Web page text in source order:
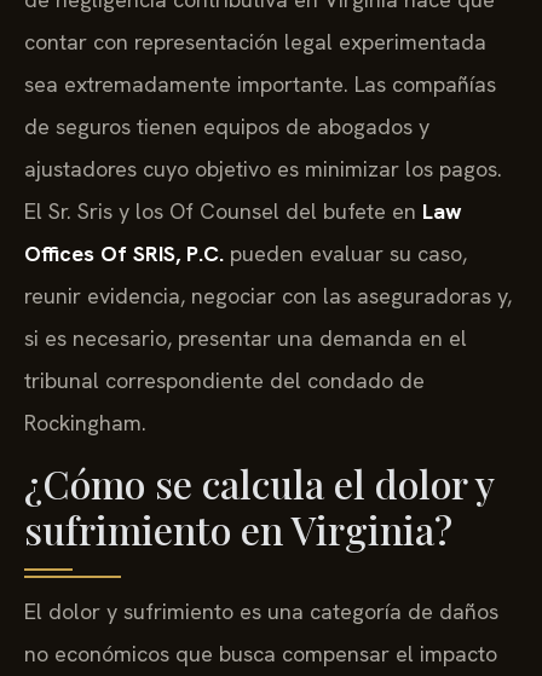
contar con representación legal experimentada
sea extremadamente importante. Las compañías
de seguros tienen equipos de abogados y
ajustadores cuyo objetivo es minimizar los pagos.
El Sr. Sris y los Of Counsel del bufete en Law
Offices Of SRIS, P.C. pueden evaluar su caso,
reunir evidencia, negociar con las aseguradoras y,
si es necesario, presentar una demanda en el
tribunal correspondiente del condado de
Rockingham.
¿Cómo se calcula el dolor y
sufrimiento en Virginia?
El dolor y sufrimiento es una categoría de daños
no económicos que busca compensar el impacto